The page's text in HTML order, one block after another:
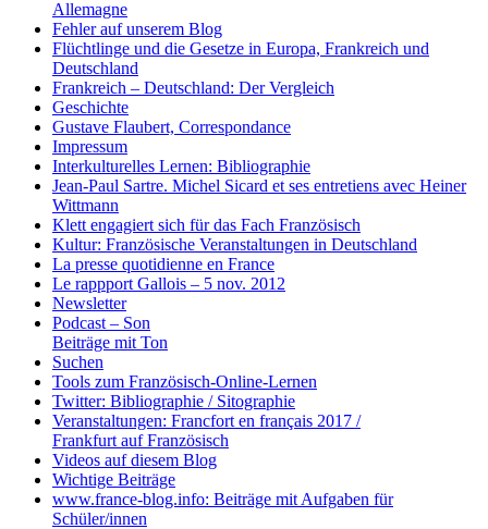
Allemagne
Fehler auf unserem Blog
Flüchtlinge und die Gesetze in Europa, Frankreich und
Deutschland
Frankreich – Deutschland: Der Vergleich
Geschichte
Gustave Flaubert, Correspondance
Impressum
Interkulturelles Lernen: Bibliographie
Jean-Paul Sartre. Michel Sicard et ses entretiens avec Heiner
Wittmann
Klett engagiert sich für das Fach Französisch
Kultur: Französische Veranstaltungen in Deutschland
La presse quotidienne en France
Le rappport Gallois – 5 nov. 2012
Newsletter
Podcast – Son
Beiträge mit Ton
Suchen
Tools zum Französisch-Online-Lernen
Twitter: Bibliographie / Sitographie
Veranstaltungen: Francfort en français 2017 /
Frankfurt auf Französisch
Videos auf diesem Blog
Wichtige Beiträge
www.france-blog.info: Beiträge mit Aufgaben für
Schüler/innen